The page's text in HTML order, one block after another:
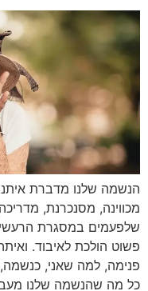
הנשמה שלנו מדברת
מכווינה, מסנכרנת,
שלפעמים במסגרת
פשוט הולכת לאיבוד.
פנימה, למה שאני, כנשמה,
כל מה שהנשמה שלנו